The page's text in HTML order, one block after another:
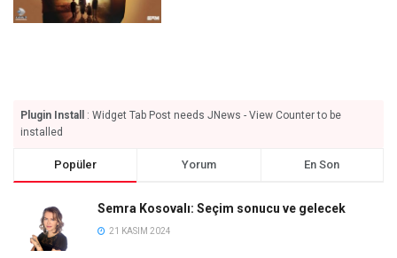
Plugin Install
: Widget Tab Post needs JNews - View Counter to be
installed
Popüler Yorum En Son
Semra Kosovalı: Seçim sonucu ve gelecek
21 KASIM 2024